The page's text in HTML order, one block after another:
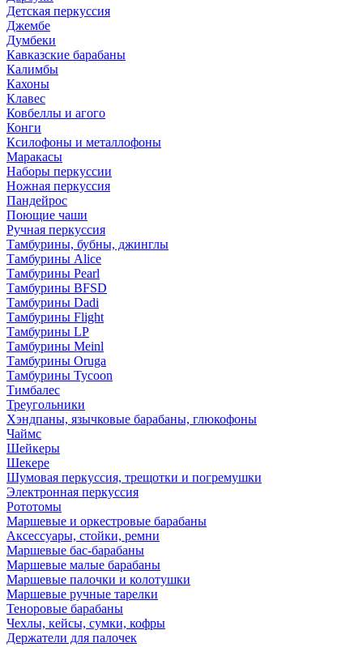
Детская перкуссия
Джембе
Думбеки
Кавказские барабаны
Калимбы
Кахоны
Клавес
Ковбеллы и агого
Конги
Ксилофоны и металлофоны
Маракасы
Наборы перкуссии
Ножная перкуссия
Пандейрос
Поющие чаши
Ручная перкуссия
Тамбурины, бубны, джинглы
Тамбурины Alice
Тамбурины Pearl
Тамбурины BFSD
Тамбурины Dadi
Тамбурины Flight
Тамбурины LP
Тамбурины Meinl
Тамбурины Oruga
Тамбурины Tycoon
Тимбалес
Треугольники
Хэндпаны, язычковые барабаны, глюкофоны
Чаймс
Шейкеры
Шекере
Шумовая перкуссия, трещотки и погремушки
Электронная перкуссия
Рототомы
Маршевые и оркестровые барабаны
Аксессуары, стойки, ремни
Маршевые бас-барабаны
Маршевые малые барабаны
Маршевые палочки и колотушки
Маршевые ручные тарелки
Теноровые барабаны
Чехлы, кейсы, сумки, кофры
Держатели для палочек